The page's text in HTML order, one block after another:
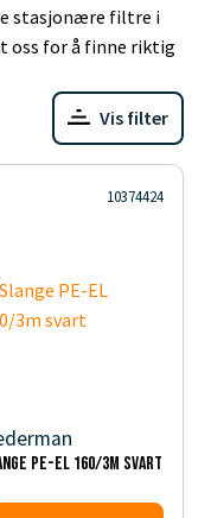
stasjonære filtre i
oss for å finne riktig
Vis filter
10374424
PE-EL 160/3m svart